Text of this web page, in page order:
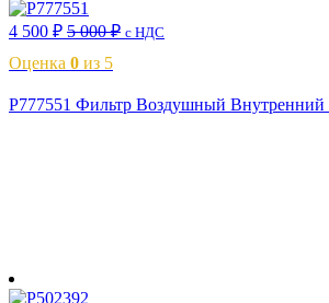
4 500 ₽ 5 000₽ с НДС
Оценка 0 из 5
P777551 Фильтр Воздушный Внутренний